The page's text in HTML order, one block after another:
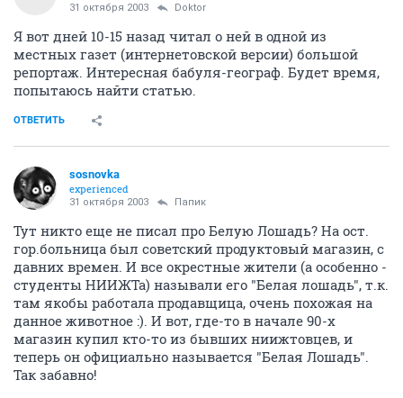
31 октября 2003 Doktor
Я вот дней 10-15 назад читал о ней в одной из
местных газет (интернетовской версии) большой
репортаж. Интересная бабуля-географ. Будет время,
попытаюсь найти статью.
ОТВЕТИТЬ
sosnovka
experienced
31 октября 2003 Папик
Тут никто еще не писал про Белую Лошадь? На ост.
гор.больница был советский продуктовый магазин, с
давних времен. И все окрестные жители (а особенно -
студенты НИИЖТа) называли его "Белая лошадь", т.к.
там якобы работала продавщица, очень похожая на
данное животное :). И вот, где-то в начале 90-х
магазин купил кто-то из бывших ниижтовцев, и
теперь он официально называется "Белая Лошадь".
Так забавно!